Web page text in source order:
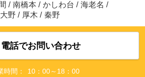
/ 南橋本 / かしわ台 / 海老名 /
野 / 厚木 / 秦野
電話でお問い合わせ
時間：
10：00～18：00